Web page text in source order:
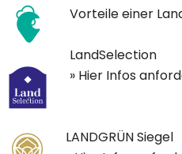
Vorteile einer
LandSelection
» Hier Infos
LANDGRÜN Siegel